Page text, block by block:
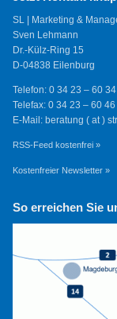
SL | Marketing &
Sven Lehmann
Dr.-Külz-Ring 15
D-04838 Eilenburg
Telefon: 0 34 23 – 60
Telefax: 0 34 23 – 60 46
E-Mail: beratung ( at )
RSS-Feed kostenfrei »
Kostenfreier Newsletter »
So erreichen Sie